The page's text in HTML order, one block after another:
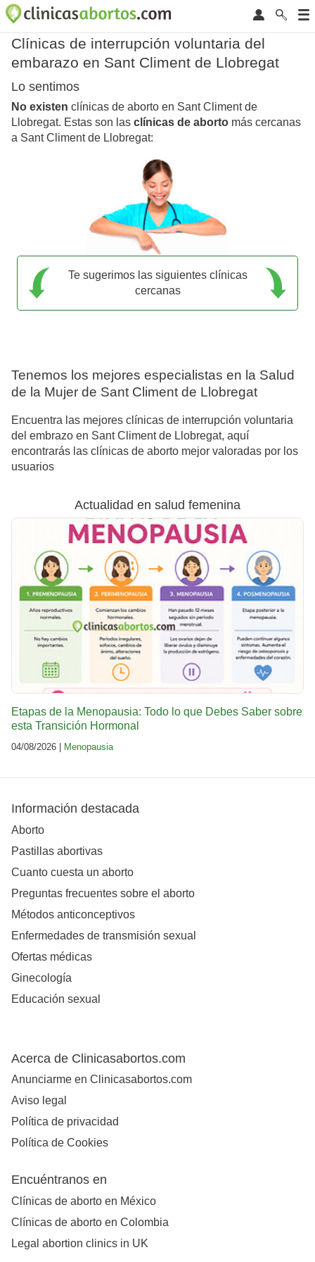
Clínicas de interrupción voluntaria del
embarazo en Sant Climent de Llobregat
Lo sentimos
No existen clínicas de aborto en Sant Climent de
Llobregat. Estas son las clínicas de aborto más cercanas
a Sant Climent de Llobregat:
Te sugerimos las siguientes clínicas
cercanas
Tenemos los mejores especialistas en la Salud
de la Mujer de Sant Climent de Llobregat
Encuentra las mejores clínicas de interrupción voluntaria
del embrazo en Sant Climent de Llobregat, aquí
encontrarás las clínicas de aborto mejor valoradas por los
usuarios
Actualidad en salud femenina
Etapas de la Menopausia: Todo lo que Debes Saber sobre
esta Transición Hormonal
04/08/2026 | Menopausia
Información destacada
Aborto
Pastillas abortivas
Cuanto cuesta un aborto
Preguntas frecuentes sobre el aborto
Métodos anticonceptivos
Enfermedades de transmisión sexual
Ofertas médicas
Ginecología
Educación sexual
Acerca de Clinicasabortos.com
Anunciarme en Clinicasabortos.com
Aviso legal
Política de privacidad
Política de Cookies
Encuéntranos en
Clínicas de aborto en México
Clínicas de aborto en Colombia
Legal abortion clinics in UK